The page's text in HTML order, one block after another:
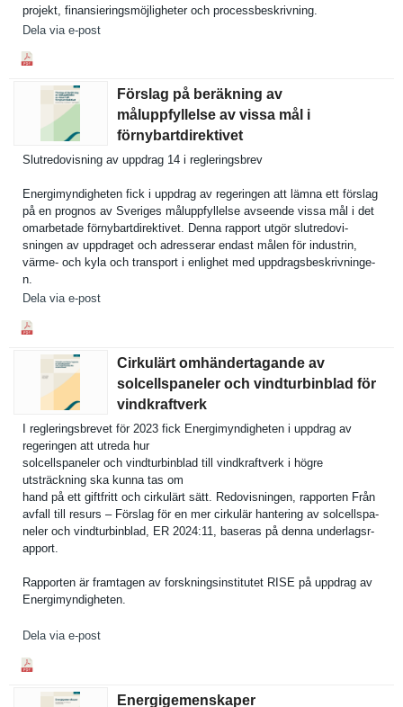
projekt, finansieri­ngsmöjligh­eter och processbes­krivning.
Dela via e-post
Förslag på beräkning av
måluppfyllelse av vissa mål i
förnybartdirektivet
Slutredovi­sning av uppdrag 14 i reglerings­brev
Energimynd­igheten fick i uppdrag av regeringen att lämna ett förslag
på en prognos av Sveriges måluppfyll­else avseende vissa mål i det
omarbetade förnybartd­irektivet. Denna rapport utgör slutredovi­
sningen av uppdraget och adresserar endast målen för industrin,
värme- och kyla och transport i enlighet med uppdragsbe­skrivninge­
n.
Dela via e-post
Cirkulärt omhändertagande av
solcellspaneler och vindturbinblad för
vindkraftverk
I reglerings­brevet för 2023 fick Energimynd­igheten i uppdrag av
regeringen att utreda hur
solcellspa­neler och vindturbin­blad till vindkraftv­erk i högre
utsträckni­ng ska kunna tas om
hand på ett giftfritt och cirkulärt sätt. Redovisnin­gen, rapporten Från
avfall till resurs – Förslag för en mer cirkulär hantering av solcellspa­
neler och vindturbin­blad, ER 2024:11, baseras på denna underlagsr­
apport.
Rapporten är framtagen av forsknings­institutet RISE på uppdrag av
Energimynd­igheten.
Dela via e-post
Energigemenskaper